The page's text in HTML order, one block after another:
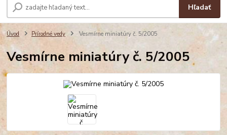
Hľadať
Úvod Prírodné vedy Vesmírne miniatúry č. 5/2005
Vesmírne miniatúry č. 5/2005